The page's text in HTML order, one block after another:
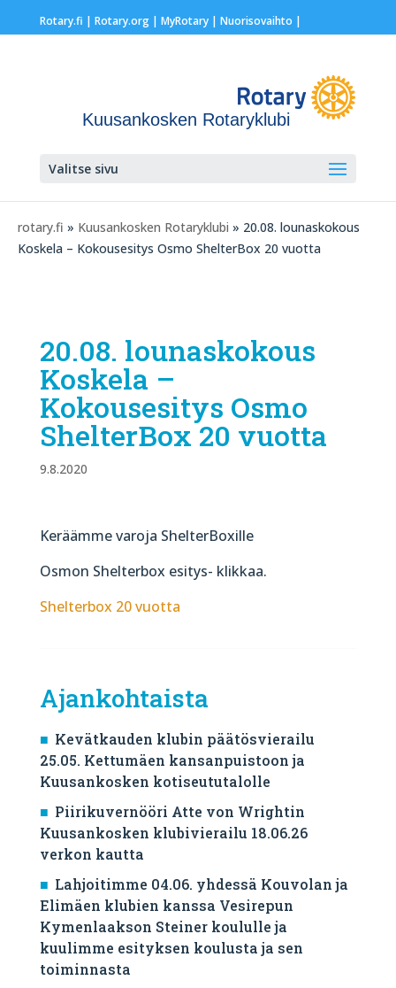
Rotary.fi | Rotary.org| MyRotary | Nuorisovaihto |
Kuusankosken Rotaryklubi
Valitse sivu
rotary.fi » Kuusankosken Rotaryklubi » 20.08. lounaskokous
Koskela – Kokousesitys Osmo ShelterBox 20 vuotta
20.08. lounaskokous
Koskela –
Kokousesitys Osmo
ShelterBox 20 vuotta
9.8.2020
Keräämme varoja ShelterBoxille
Osmon Shelterbox esitys- klikkaa.
Shelterbox 20 vuotta
Ajankohtaista
Kevätkauden klubin päätösvierailu
25.05. Kettumäen kansanpuistoon ja
Kuusankosken kotiseututalolle
Piirikuvernööri Atte von Wrightin
Kuusankosken klubivierailu 18.06.26
verkon kautta
Lahjoitimme 04.06. yhdessä Kouvolan ja
Elimäen klubien kanssa Vesirepun
Kymenlaakson Steiner koululle ja
kuulimme esityksen koulusta ja sen
toiminnasta